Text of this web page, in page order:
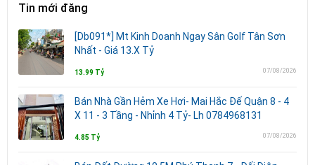
Tin mới đăng
[Db091*] Mt Kinh Doanh Ngay Sân Golf Tân Sơn
Nhất - Giá 13.X Tỷ
13.99 Tỷ 07/08/2026
Bán Nhà Gần Hẻm Xe Hơi- Mai Hắc Đế Quận 8 - 4
X 11 - 3 Tầng - Nhỉnh 4 Tỷ- Lh 0784968131
4.85 Tỷ 07/08/2026